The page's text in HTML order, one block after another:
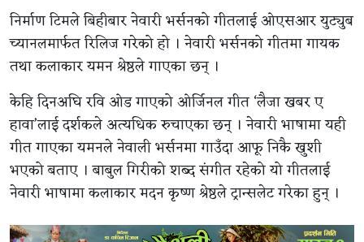
निर्माण टिमले बिहीबार नेवारी भर्सनको गीतलाई ओएसआर युट्युब
च्यानलमार्फत रिलिज गरेको हो । नेवारी भर्सनको गीतमा गायक
तथा कलाकार यमन श्रेष्ठले गाएका छन् ।
केहि दिनअघि रवि ओड गाएको ओर्जिनल गीत ‘लैजा खबर ए
हावा’लाई दर्शकले अत्यधिक रुचाएका छन् । नेवारी भाषामा यही
गीत गाएका यमनले नेवाली भर्सनमा गाउँदा आफू निकै खुशी
भएको बताए । बाबुल गिरीको शब्द संगीत रहेको यो गीतलाई
नेवारी भाषामा कलाकार मदन कृष्ण श्रेष्ठले ट्रान्सलेट गरेका हुन् ।